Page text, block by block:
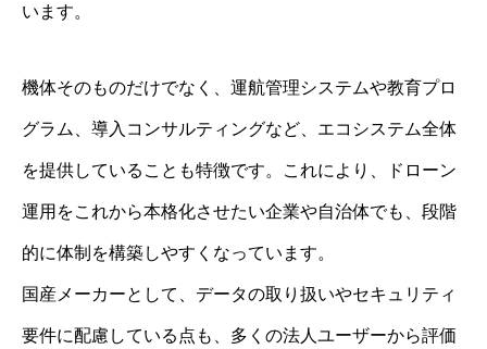
います。
機体そのものだけでなく、運航管理システムや教育プロ
グラム、導入コンサルティングなど、エコシステム全体
を提供していることも特徴です。これにより、ドローン
運用をこれから本格化させたい企業や自治体でも、段階
的に体制を構築しやすくなっています。
国産メーカーとして、データの取り扱いやセキュリティ
要件に配慮している点も、多くの法人ユーザーから評価